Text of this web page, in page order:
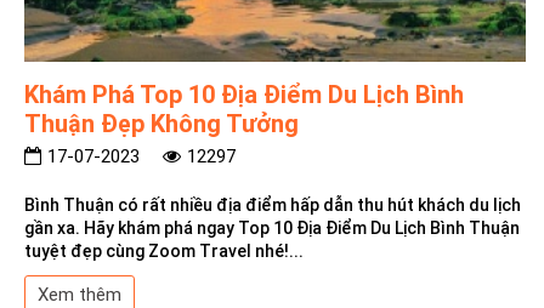
Khám Phá Top 10 Địa Điểm Du Lịch Bình
Thuận Đẹp Không Tưởng
17-07-2023 12297
Bình Thuận có rất nhiều địa điểm hấp dẫn thu hút khách du lịch
gần xa. Hãy khám phá ngay Top 10 Địa Điểm Du Lịch Bình Thuận
tuyệt đẹp cùng Zoom Travel nhé!...
Xem thêm